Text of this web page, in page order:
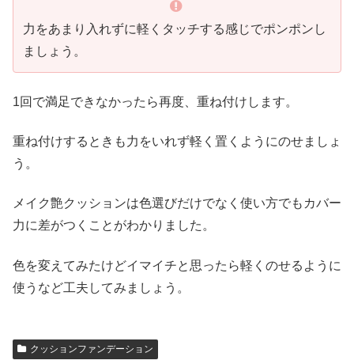
力をあまり入れずに軽くタッチする感じでポンポンし
ましょう。
1回で満足できなかったら再度、重ね付けします。
重ね付けするときも力をいれず軽く置くようにのせましょ
う。
メイク艶クッションは色選びだけでなく使い方でもカバー
力に差がつくことがわかりました。
色を変えてみたけどイマイチと思ったら軽くのせるように
使うなど工夫してみましょう。
クッションファンデーション